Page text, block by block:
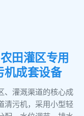
田灌区专用
机成套设备
、灌溉渠道的核心成
清污机，采用小型轻